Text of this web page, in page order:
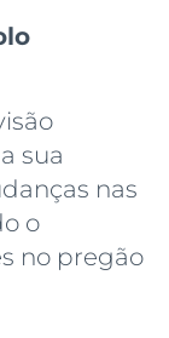
sua
nas
o
no pregão